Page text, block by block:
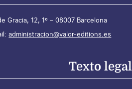
Gracia, 12, 1º – 08007 Barcelona
administracion@valor-editions.es
Texto legal